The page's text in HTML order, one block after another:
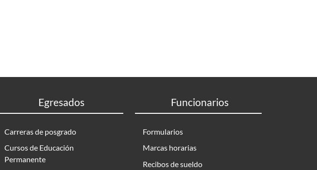
Egresados
Carreras de posgrado
Cursos de Educación
Permanente
Funcionarios
Formularios
Marcas horarias
Recibos de sueldo